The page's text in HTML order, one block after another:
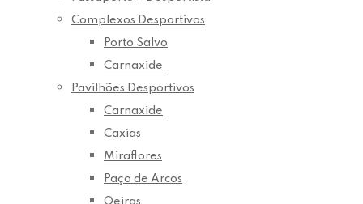
Complexos Desportivos
Porto Salvo
Carnaxide
Pavilhões Desportivos
Carnaxide
Caxias
Miraflores
Paço de Arcos
Oeiras